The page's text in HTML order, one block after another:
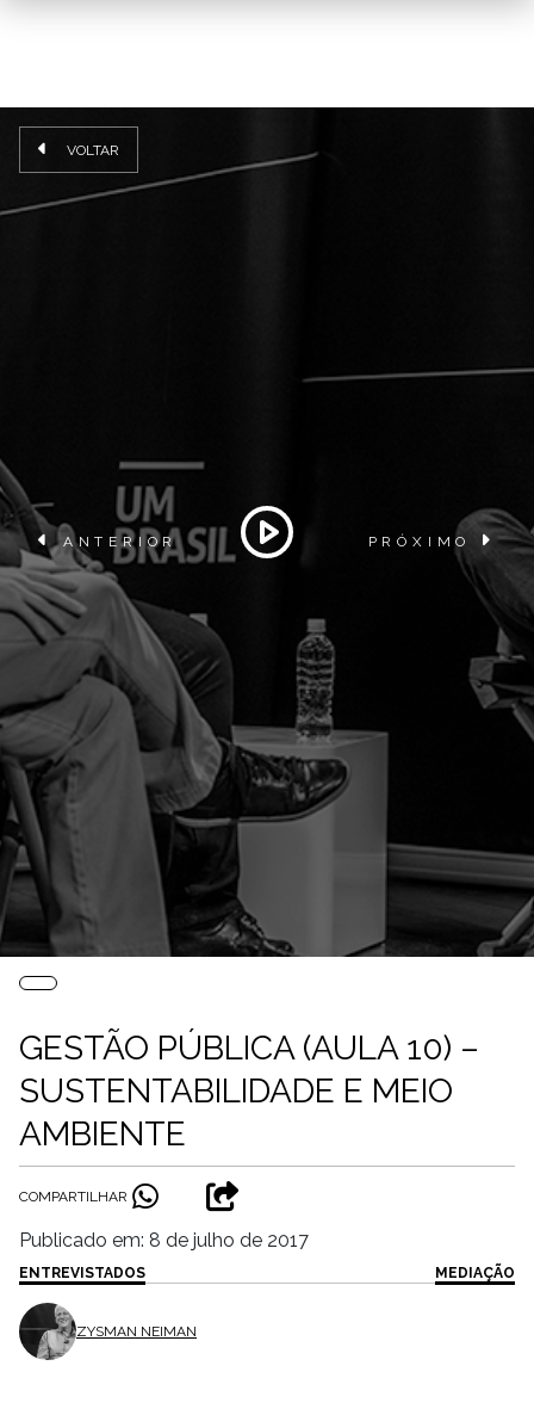
VOLTAR
ANTERIOR PRÓXIMO
GESTÃO PÚBLICA (AULA 10) –
SUSTENTABILIDADE E MEIO
AMBIENTE
COMPARTILHAR
Publicado em: 8 de julho de 2017
ENTREVISTADOS
ZYSMAN NEIMAN
MEDIAÇÃO